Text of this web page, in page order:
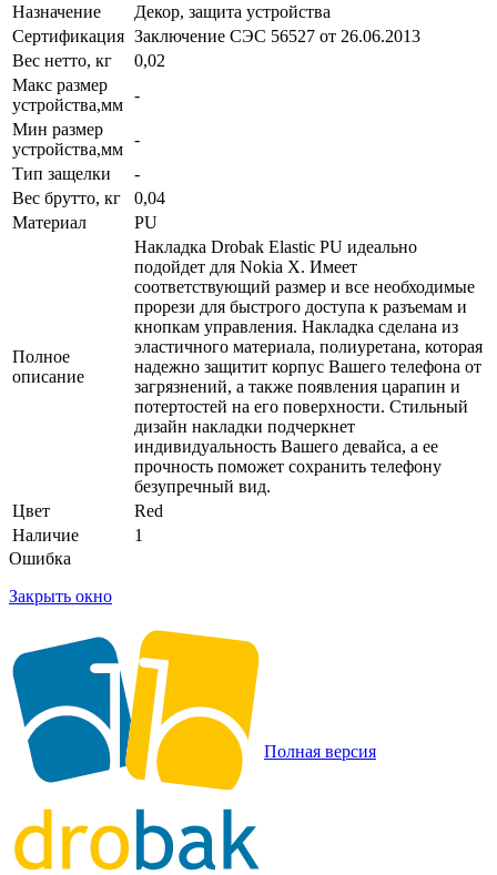
Назначение
Декор, защита устройства
Сертификация Заключение СЭС 56527 от 26.06.2013
Вес нетто, кг
0,02
Макс размер
устройства,мм
-
Мин размер
устройства,мм
-
Тип защелки
-
Вес брутто, кг
0,04
Материал
PU
Полное
описание
Накладка Drobak Elastic PU идеально
подойдет для Nokia X. Имеет
соответствующий размер и все необходимые
прорези для быстрого доступа к разъемам и
кнопкам управления. Накладка сделана из
эластичного материала, полиуретана, которая
надежно защитит корпус Вашего телефона от
загрязнений, а также появления царапин и
потертостей на его поверхности. Стильный
дизайн накладки подчеркнет
индивидуальность Вашего девайса, а ее
прочность поможет сохранить телефону
безупречный вид.
Цвет
Red
Наличие
1
Ошибка
Закрыть окно
Полная версия